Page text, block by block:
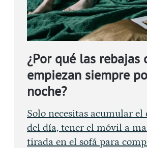
¿Por qué las rebajas
empiezan siempre
noche?
Solo necesitas acumular el
del día, tener el móvil a
tirada en el sofá para